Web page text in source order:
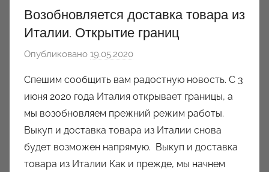
Возобновляется доставка товара из
Италии. Открытие границ
Опубликовано 19.05.2020
т
о
р
о
м
a
Спешим сообщить вам радостную новость. С 3
июня 2020 года Италия открывает границы, а
мы возобновляем прежний режим работы.
Выкуп и доставка товара из Италии снова
будет возможен напрямую. Выкуп и доставка
товара из Италии Как и прежде, мы начнем